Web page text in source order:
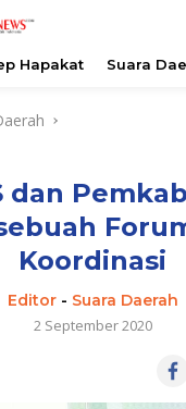
Hapakat Suara
dan
Koordinasi
Editor- Suara Daerah
2 September 2020